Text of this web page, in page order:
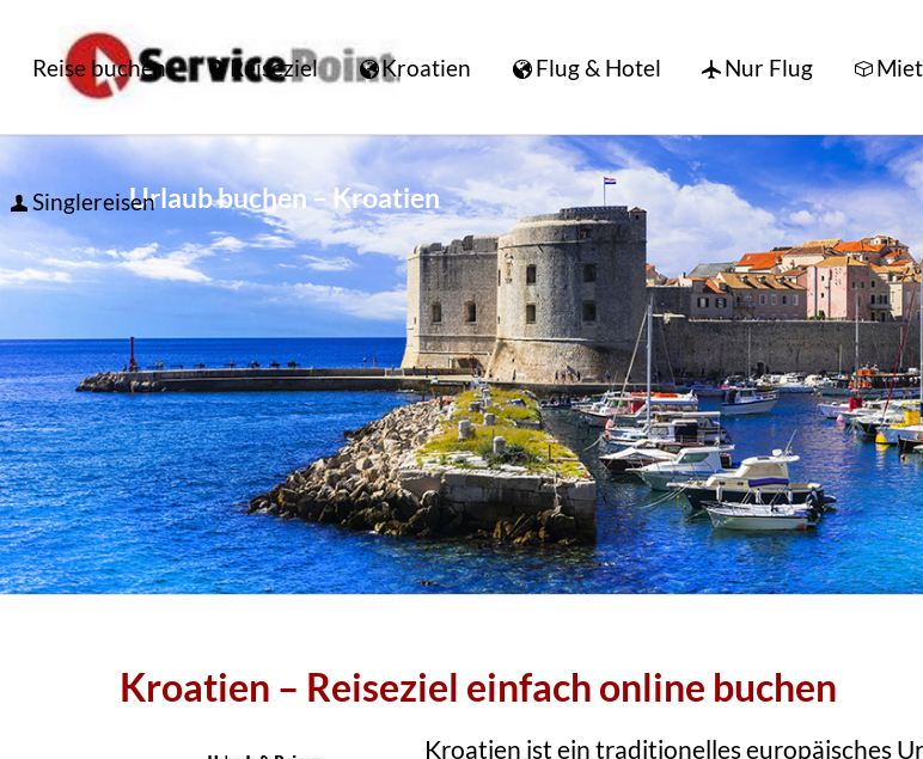
Reise buchen Reiseziel Kroatien Flug & Hotel Nur Flug
SinglereisenUrlaub buchen – Kroatien
Kroatien – Reiseziel einfach online buchen
Kroatien ist ein traditionelles europäisches